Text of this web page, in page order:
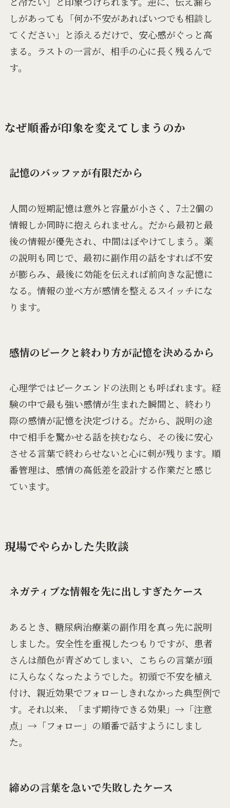
しがあっても「何か不安があればいつでも相談し
てください」と添えるだけで、安心感がぐっと高
まる。ラストの一言が、相手の心に長く残るんで
す。
なぜ順番が印象を変えてしまうのか
記憶のバッファが有限だから
人間の短期記憶は意外と容量が小さく、7±2個の
情報しか同時に抱えられません。だから最初と最
後の情報が優先され、中間はぼやけてしまう。薬
の説明も同じで、最初に副作用の話をすれば不安
が膨らみ、最後に効能を伝えれば前向きな記憶に
なる。情報の並べ方が感情を整えるスイッチにな
ります。
感情のピークと終わり方が記憶を決めるから
心理学ではピークエンドの法則とも呼ばれます。経
験の中で最も強い感情が生まれた瞬間と、終わり
際の感情が記憶を決定づける。だから、説明の途
中で相手を驚かせる話を挟むなら、その後に安心
させる言葉で終わらせないと心に刺が残ります。順
番管理は、感情の高低差を設計する作業だと感じ
ています。
現場でやらかした失敗談
ネガティブな情報を先に出しすぎたケース
あるとき、糖尿病治療薬の副作用を真っ先に説明
しました。安全性を重視したつもりですが、患者
さんは顔色が青ざめてしまい、こちらの言葉が頭
に入らなくなったようでした。初頭で不安を植え
付け、親近効果でフォローしきれなかった典型例で
す。それ以来、「まず期待できる効果」→「注意
点」→「フォロー」の順番で話すようにしまし
た。
締めの言葉を急いで失敗したケース